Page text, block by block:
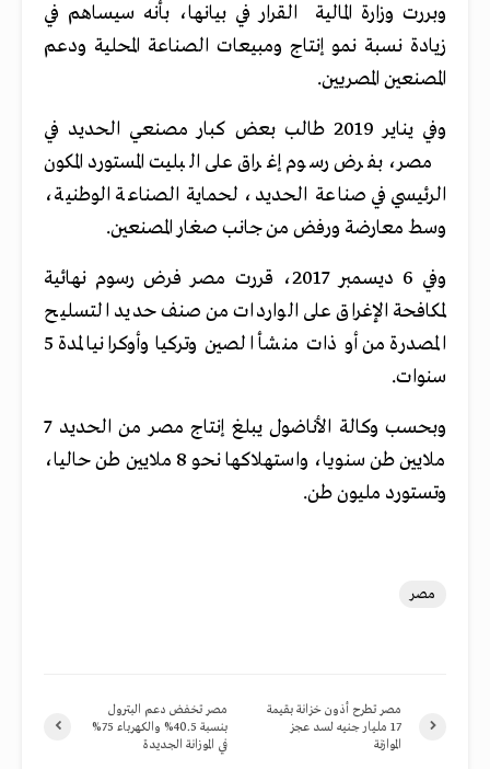
وبررت وزارة المالية القرار في بيانها، بأنه سيساهم في
زيادة نسبة نمو إنتاج ومبيعات الصناعة المحلية ودعم
المصنعين المصريين.
وفي يناير 2019 طالب بعض كبار مصنعي الحديد في
مصر، بفرض رسوم إغراق على البليت المستورد المكون
الرئيسي في صناعة الحديد، لحماية الصناعة الوطنية،
وسط معارضة ورفض من جانب صغار المصنعين.
وفي 6 ديسمبر 2017، قررت مصر فرض رسوم نهائية
لمكافحة الإغراق على الواردات من صنف حديد التسليح
المصدرة من أو ذات منشأ الصين وتركيا وأوكرانيا لمدة 5
سنوات.
وبحسب وكالة الأناضول يبلغ إنتاج مصر من الحديد 7
ملايين طن سنويا، واستهلاكها نحو 8 ملايين طن حاليا،
وتستورد مليون طن.
مصر
مصر تخفض دعم البترول
بنسبة 40.5% والكهرباء 75%
في الموزانة الجديدة
مصر تطرح أذون خزانة بقيمة
17 مليار جنيه لسد عجز
الموازنة